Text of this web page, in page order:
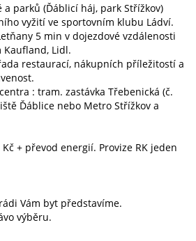
a parků (Ďáblicí háj, park Střížkov)
vyžití ve sportovním klubu Ládví.
5 min v dojezdové vzdálenosti
Lidl.
restaurací, nákupních příležitostí a
: tram. zastávka Třebenická (č.
Ďáblice nebo Metro Střížkov a
+ převod energií. Provize RK jeden
Vám byt představíme.
výběru.